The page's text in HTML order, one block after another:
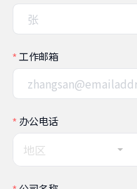
工作邮箱
办公电话
地区